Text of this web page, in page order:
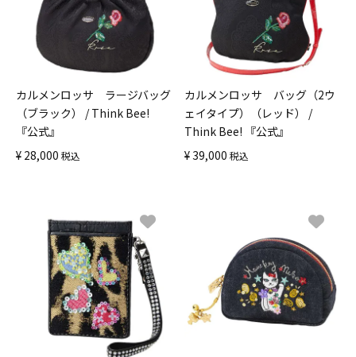
カルメンロッサ ラージバッグ
（ブラック） / Think Bee!
『公式』
¥ 28,000 税込
カルメンロッサ バッグ（2ウ
ェイタイプ）（レッド） /
Think Bee! 『公式』
¥39,000 税込